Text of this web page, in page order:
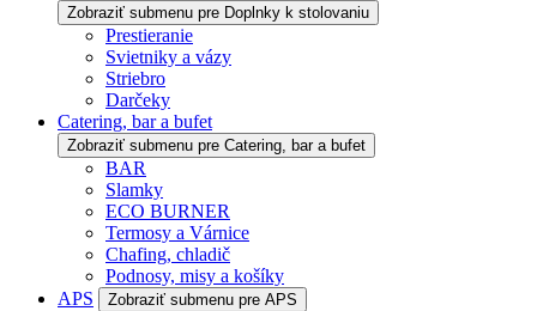
Zobraziť submenu pre Doplnky k stolovaniu
Prestieranie
Svietniky a vázy
Striebro
Darčeky
Catering, bar a bufet
Zobraziť submenu pre Catering, bar a bufet
BAR
Slamky
ECO BURNER
Termosy a Várnice
Chafing, chladič
Podnosy, misy a košíky
APS
Zobraziť submenu pre APS